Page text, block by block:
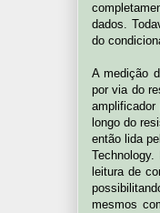
dados.
do
A medição
por via do
longo do
então lida
leitura de
mesmos